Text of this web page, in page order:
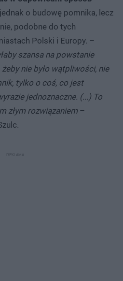
o budowę pomnika, lecz
podobne do tych
Polski i Europy. –
szansa na powstanie
nie było wątpliwości, nie
tylko o coś, co jest
jednoznaczne. (...) To
złym rozwiązaniem –